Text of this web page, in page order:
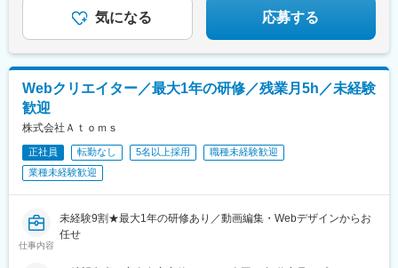
王子駅、武蔵五日市駅、西台駅、本蓮沼駅、大森海岸駅、青物横
駅、横浜駅、桜木町駅、二俣新町駅、松戸新田駅、松飛台駅、ス
ポーツセンター駅、みつわ台駅、蘇我駅、海浜幕張駅、前原駅、
駅、新八柱駅、大宮駅(埼玉県)、南浦和駅、さいたま新都心駅、北
浦和駅、浦和駅、和光市駅、川口元郷駅、西川口駅、東川口駅、
朝霞駅、新越谷駅、川越駅、蕨駅、志木駅、所沢駅、草加駅、上
尾駅、大阪難波駅、淀屋橋駅、渡辺橋駅、沢ノ町駅、我孫子町
ば駅(南海線)、天満橋駅、長堀橋駅、谷町六丁目駅、大阪ビジネス
パーク駅、心斎橋駅、松屋町駅、堺筋本町駅、門真南駅、横堤
気になる 応募する
Webクリエイター／最大1年の研修／残業月5h／未経験
歓迎
株式会社Ａｔｏｍｓ
正社員 転勤なし 5名以上採用
職種未経験歓迎
業種未経験歓迎
仕事内容
未経験9割★最大1年の研修あり／動画編集・Webデザインからお
任せ